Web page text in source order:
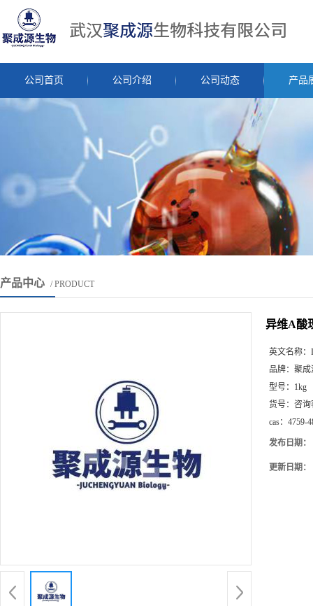
公司首页 公司介绍 公司动态 产品
产品中心 / PRODUCT
异维A酸
英文名称：
品牌： 聚成
型号： 1kg
货号： 咨询
cas： 4759-
发布日期：
更新日期：